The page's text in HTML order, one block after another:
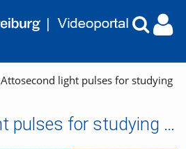
Attosecond light pulses for studying
Attosecond light pulses for studying electron dynamics